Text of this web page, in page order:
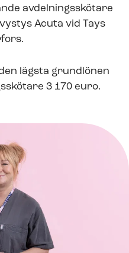
avdelningsskötare
Acuta vid Tays
lägsta grundlönen
3 170 euro.